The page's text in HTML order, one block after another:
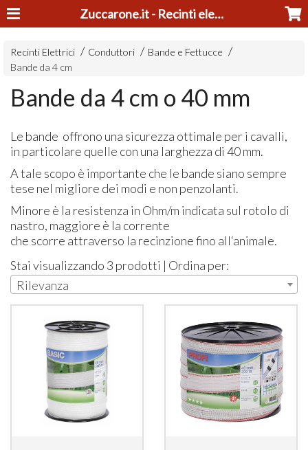
Zuccarone.it - Recinti elettrici e tosatrici
Recinti Elettrici Conduttori
Bande e Fettucce
Bande da 4 cm
Bande da 4 cm o 40 mm
Le bande offrono una sicurezza ottimale per i cavalli,
in particolare quelle con una larghezza di 40 mm.
A tale scopo è importante che le bande siano sempre
tese nel migliore dei modi e non penzolanti.
Minore è la resistenza in Ohm/m indicata sul rotolo di
nastro, maggiore è la corrente
che scorre attraverso la recinzione fino all‘animale.
Stai visualizzando 3 prodotti | Ordina per:
Rilevanza